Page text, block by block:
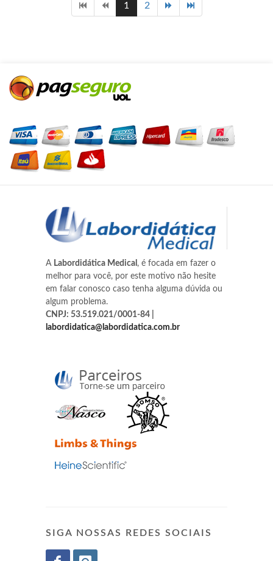
1 2
A Labordidática Medical , é focada em fazer o
melhor para você, por este motivo não hesite
em falar conosco caso tenha alguma dúvida ou
algum problema.
CNPJ: 53.519.021/0001-84 |
labordidatica@labordidatica.com.br
SIGA NOSSAS REDES SOCIAIS